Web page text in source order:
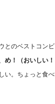
のベストコン
め！（おいしい！
い。ちょっと食